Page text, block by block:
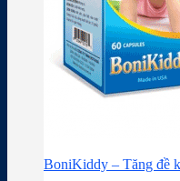
BoniKiddy – Tăng đề